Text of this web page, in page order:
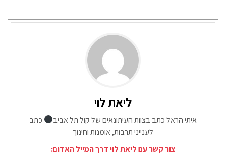
ליאת לוי
איתי הראל כתב בצוות העיתונאים של קול תל אביב
כתב
לענייני תרבות, אומנות וחינוך
צור קשר עם ליאת לוי דרך המייל האדום: